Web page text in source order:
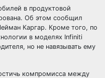
в продуктовой
Об этом сообщил
Каргар. Кроме того, по
в моделях Infiniti
но не навязывать ему
компромисса между